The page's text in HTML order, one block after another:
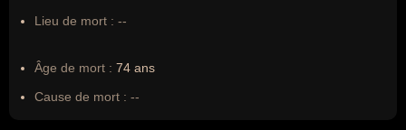
Lieu de mort : --
Âge de mort : 74 ans
Cause de mort : --